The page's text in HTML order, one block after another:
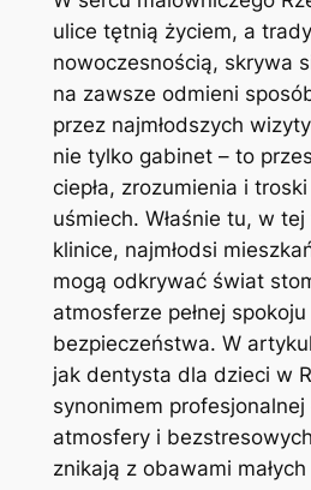
ulice tętnią życiem, a
nowoczesnością, skrywa
na zawsze odmieni
przez najmłodszych
nie tylko gabinet – to
ciepła, zrozumienia i
uśmiech. Właśnie tu, w
klinice, najmłodsi
mogą odkrywać świat
atmosferze pełnej spokoju
bezpieczeństwa. W
jak dentysta dla dzieci w
synonimem
atmosfery i
znikają z obawami